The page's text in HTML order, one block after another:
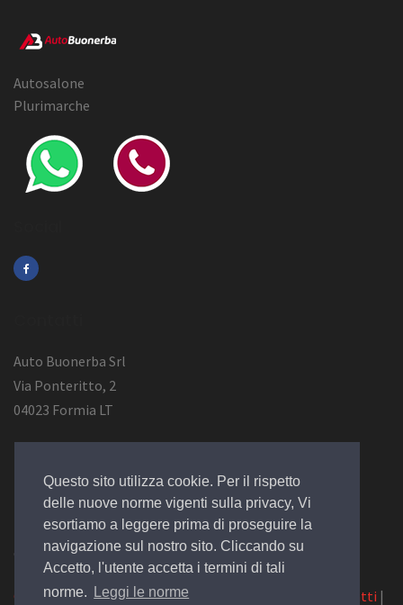
Questo sito utilizza cookie. Per il rispetto
delle nuove norme vigenti sulla privacy, Vi
esortiamo a leggere prima di proseguire la
navigazione sul nostro sito. Cliccando su
Accetto, l'utente accetta i termini di tali
norme.
Leggi le norme
Autosalone
Plurimarche
Auto Buonerba Srl
Via Ponteritto, 2
04023 Formia LT
P.Iva 01473730594
© 2019 Design byEGSoft
Cookie|Privacy Law|Azienda Contatti |